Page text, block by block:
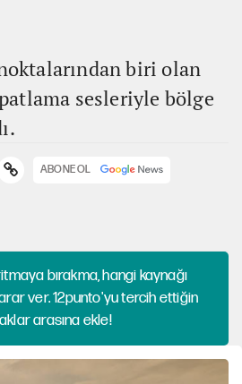
biri olan
sesleriyle bölge
ABONE OL
bırakma, hangi kaynağı
ver. 12punto'yu tercih ettiğin
arasına ekle!